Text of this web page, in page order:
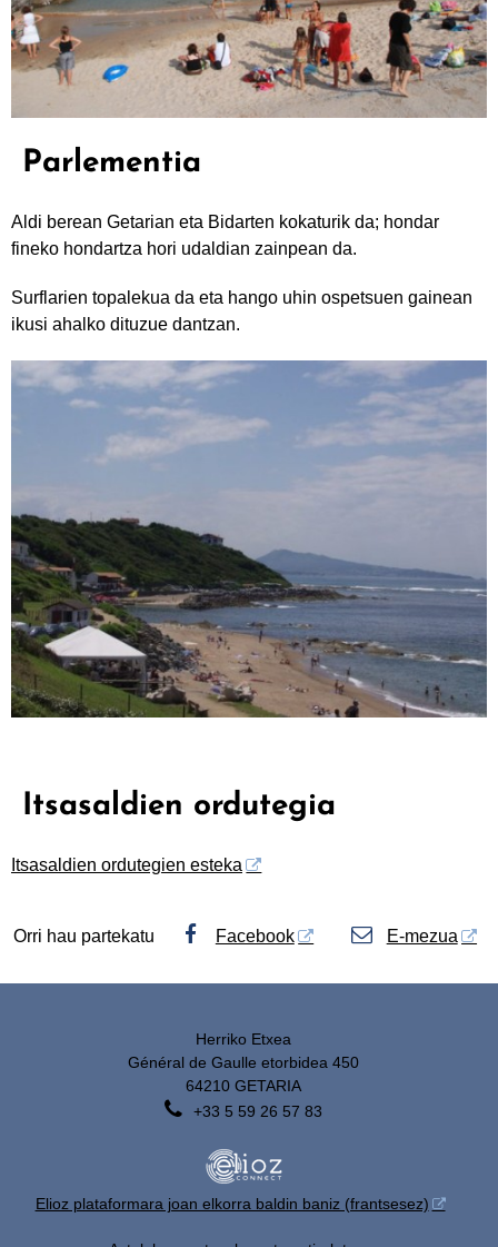
Parlementia
Aldi berean Getarian eta Bidarten kokaturik da; hondar
fineko hondartza hori udaldian zainpean da.
Surflarien topalekua da eta hango uhin ospetsuen gainean
ikusi ahalko dituzue dantzan.
Itsasaldien ordutegia
Itsasaldien ordutegien esteka
Orri hau partekatu Facebook E-mezua
Herriko Etxea
Général de Gaulle etorbidea 450
64210 GETARIA
 +33 5 59 26 57 83
Elioz plataformara joan elkorra baldin baniz (frantsesez)